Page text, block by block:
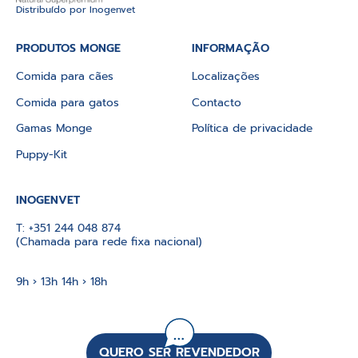
Distribuído por Inogenvet
PRODUTOS MONGE
Comida para cães
Comida para gatos
Gamas Monge
Puppy-Kit
INFORMAÇÃO
Localizações
Contacto
Política de privacidade
INOGENVET
T: +351 244 048 874
(Chamada para rede fixa nacional)
9h › 13h 14h › 18h
QUERO SER REVENDEDOR